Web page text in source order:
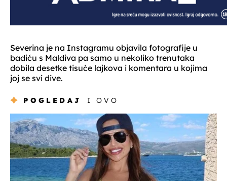
Severina je na Instagramu objavila fotografije u
badiću s Maldiva pa samo u nekoliko trenutaka
dobila desetke tisuće lajkova i komentara u kojima
joj se svi dive.
POGLEDAJ I OVO